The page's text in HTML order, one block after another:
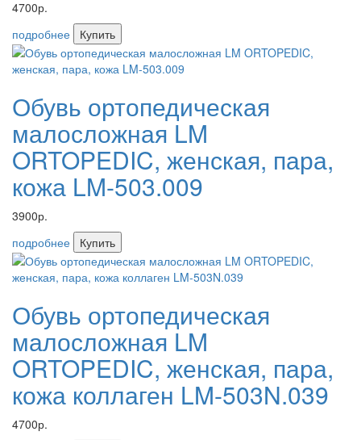
4700р.
подробнее
Купить
Обувь ортопедическая
малосложная LM
ORTOPEDIC, женская, пара,
кожа LM-503.009
3900р.
подробнее
Купить
Обувь ортопедическая
малосложная LM
ORTOPEDIC, женская, пара,
кожа коллаген LM-503N.039
4700р.